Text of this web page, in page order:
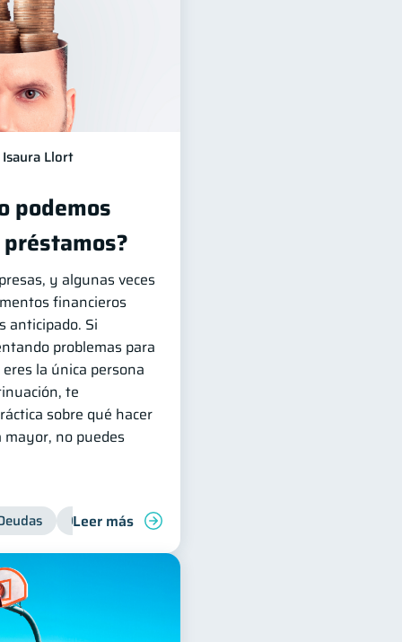
Préstamos Productos financieros
Isaura Llort
podemos
y algunas veces
financieros
anticipado. Si
problemas para
la única persona
te
sobre qué hacer
no puedes
Control de deudas
Leer más